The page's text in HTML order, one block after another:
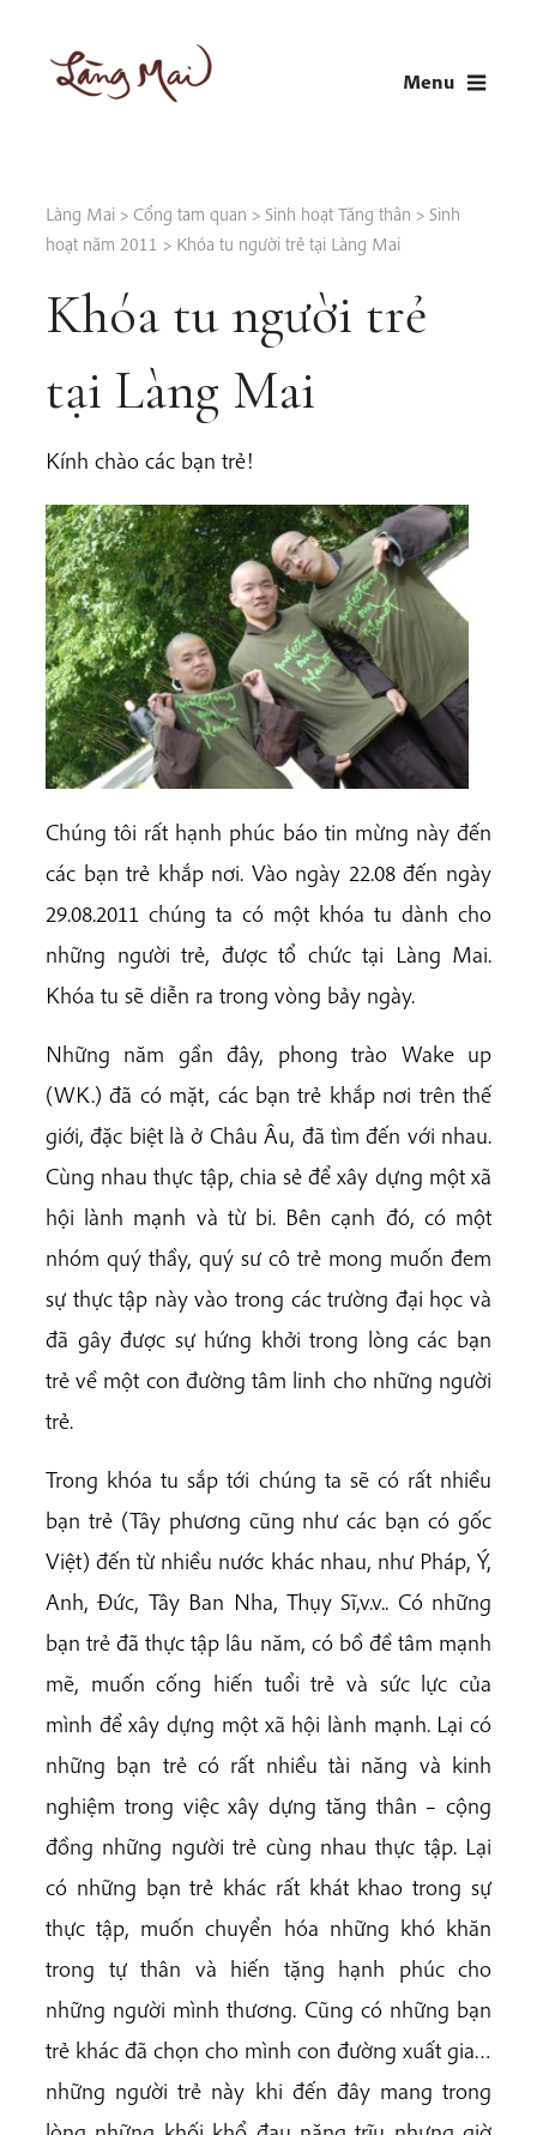
content
Menu
Làng Mai > Cổng tam quan > Sinh hoạt Tăng thân > Sinh
hoạt năm 2011 > Khóa tu người trẻ tại Làng Mai
Khóa tu người trẻ
tại Làng Mai
Kính chào các bạn trẻ!
Chúng tôi rất hạnh phúc báo tin mừng này đến
các bạn trẻ khắp nơi. Vào ngày 22.08 đến ngày
29.08.2011 chúng ta có một khóa tu dành cho
những người trẻ, được tổ chức tại Làng Mai.
Khóa tu sẽ diễn ra trong vòng bảy ngày.
Những năm gần đây, phong trào Wake up
(WK.) đã có mặt, các bạn trẻ khắp nơi trên thế
giới, đặc biệt là ở Châu Âu, đã tìm đến với nhau.
Cùng nhau thực tập, chia sẻ để xây dựng một xã
hội lành mạnh và từ bi. Bên cạnh đó, có một
nhóm quý thầy, quý sư cô trẻ mong muốn đem
sự thực tập này vào trong các trường đại học và
đã gây được sự hứng khởi trong lòng các bạn
trẻ về một con đường tâm linh cho những người
trẻ.
Trong khóa tu sắp tới chúng ta sẽ có rất nhiều
bạn trẻ (Tây phương cũng như các bạn có gốc
Việt) đến từ nhiều nước khác nhau, như Pháp, Ý,
Anh, Đức, Tây Ban Nha, Thụy Sĩ,v.v.. Có những
bạn trẻ đã thực tập lâu năm, có bồ đề tâm mạnh
mẽ, muốn cống hiến tuổi trẻ và sức lực của
mình để xây dựng một xã hội lành mạnh. Lại có
những bạn trẻ có rất nhiều tài năng và kinh
nghiệm trong việc xây dựng tăng thân – cộng
đồng những người trẻ cùng nhau thực tập. Lại
có những bạn trẻ khác rất khát khao trong sự
thực tập, muốn chuyển hóa những khó khăn
trong tự thân và hiến tặng hạnh phúc cho
những người mình thương. Cũng có những bạn
trẻ khác đã chọn cho mình con đường xuất gia…
những người trẻ này khi đến đây mang trong